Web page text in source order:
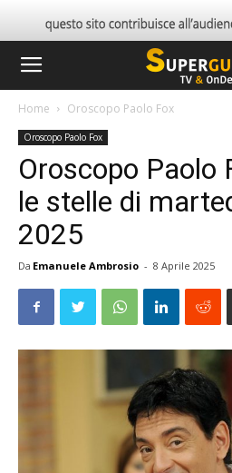
Home Oroscopo Paolo Fox
Oroscopo Paolo Fox
Oroscopo Paolo
le stelle di
2025
Da Emanuele Ambrosio - 8 Aprile 2025